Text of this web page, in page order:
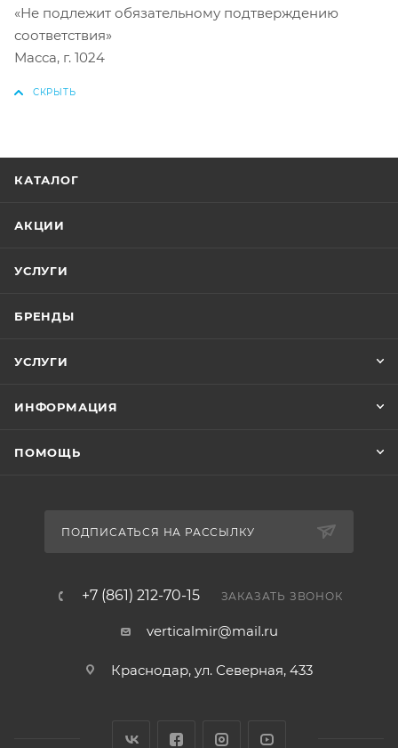
«Не подлежит обязательному подтверждению
соответствия»
Масса, г. 1024
КАТАЛОГ
АКЦИИ
УСЛУГИ
БРЕНДЫ
УСЛУГИ
ИНФОРМАЦИЯ
ПОМОЩЬ
ПОДПИСАТЬСЯ НА РАССЫЛКУ
+7 (861) 212-70-15 ЗАКАЗАТЬ ЗВОНОК
verticalmir@mail.ru
Краснодар, ул. Северная, 433